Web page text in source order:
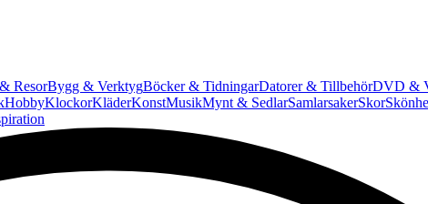
ResorBygg & VerktygBöcker & TidningarDatorer & TillbehörDVD &
HobbyKlockorKläderKonstMusikMynt & SedlarSamlarsakerSkor